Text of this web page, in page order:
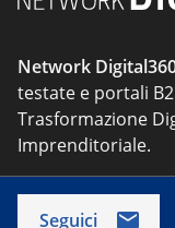
Network
testate e portali
Trasformazione
Imprenditoriale.
Seguici